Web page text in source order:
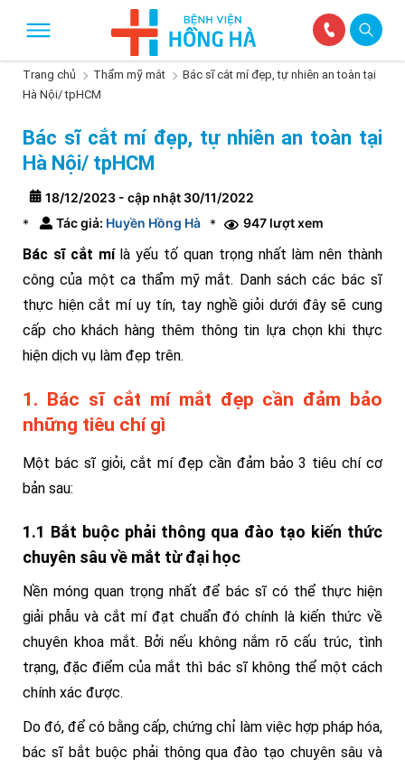
Trang chủ Thẩm mỹ mắt
Bác sĩ cắt mí đẹp, tự nhiên an toàn tại
Hà Nội/ tpHCM
Bác sĩ cắt mí đẹp, tự nhiên an toàn tại
Hà Nội/ tpHCM
18/12/2023 - cập nhật 30/11/2022
*
Tác giả: Huyền Hồng Hà * 947 lượt xem
Bác sĩ cắt mílà yếu tố quan trọng nhất làm nên thành
công của một ca thẩm mỹ mắt. Danh sách các bác sĩ
thực hiện cắt mí uy tín, tay nghề giỏi dưới đây sẽ cung
cấp cho khách hàng thêm thông tin lựa chọn khi thực
hiện dịch vụ làm đẹp trên.
1. Bác sĩ cắt mí mắt đẹp cần đảm bảo
những tiêu chí gì
Một bác sĩ giỏi, cắt mí đẹp cần đảm bảo 3 tiêu chí cơ
bản sau:
1.1 Bắt buộc phải thông qua đào tạo kiến thức
chuyên sâu về mắt từ đại học
Nền móng quan trọng nhất để bác sĩ có thể thực hiện
giải phẫu và cắt mí đạt chuẩn đó chính là kiến thức về
chuyên khoa mắt. Bởi nếu không nắm rõ cấu trúc, tình
trạng, đặc điểm của mắt thì bác sĩ không thể một cách
chính xác được.
Do đó, để có bằng cấp, chứng chỉ làm việc hợp pháp hóa,
bác sĩ bắt buộc phải thông qua đào tạo chuyên sâu và